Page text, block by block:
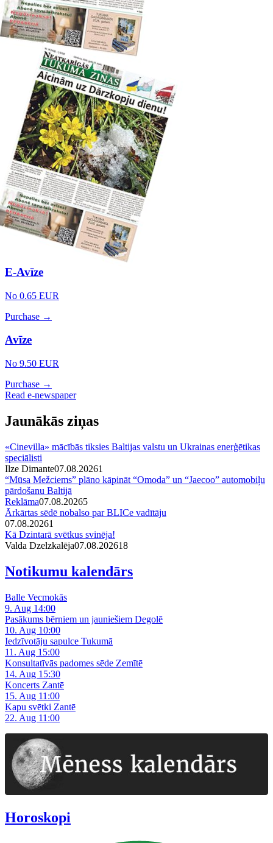
E-Avīze
No 0.65 EUR
Purchase →
Avīze
No 9.50 EUR
Purchase →
Read e-newspaper
Jaunākās ziņas
«Cinevilla» mācībās tiksies Baltijas valstu un Ukrainas enerģētikas
speciālisti
Ilze Dimante07.08.20261
“Mūsa Mežciems” plāno kāpināt “Omoda” un “Jaecoo” automobiļu
pārdošanu Baltijā
Reklāma07.08.20265
Ārkārtas sēdē nobalso par BLICe vadītāju
07.08.20261
Kā Dzintarā svētkus svinēja!
Valda Dzelzkalēja07.08.202618
Notikumu kalendārs
Balle Vecmokās
9. Aug 14:00
Pasākums bērniem un jauniešiem Degolē
10. Aug 10:00
Iedzīvotāju sapulce Tukumā
11. Aug 15:00
Konsultatīvās padomes sēde Zemītē
14. Aug 15:30
Koncerts Zantē
15. Aug 11:00
Kapu svētki Zantē
22. Aug 11:00
Horoskopi